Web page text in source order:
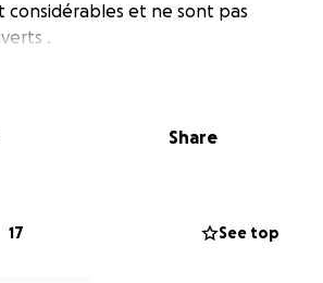
et ne sont pas
.
les soins post- opératoires et
me tient profondément a cœur .
Share
17 See top